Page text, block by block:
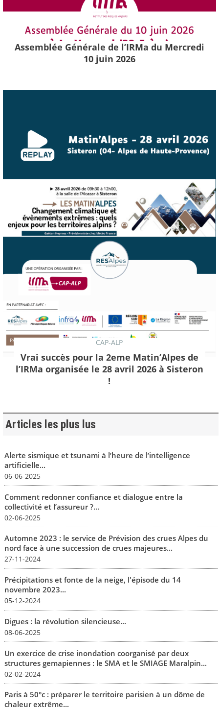
Assemblée Générale de l’IRMa du Mercredi
10 juin 2026
CAP-ALP
Vrai succès pour la 2eme Matin’Alpes de
l’IRMa organisée le 28 avril 2026 à Sisteron
!
Articles les plus lus
Alerte sismique et tsunami à l’heure de l’intelligence
artificielle...
06-06-2025
Comment redonner confiance et dialogue entre la
collectivité et l’assureur ?...
02-06-2025
Automne 2023 : le service de Prévision des crues Alpes du
nord face à une succession de crues majeures...
27-11-2024
Précipitations et fonte de la neige, l'épisode du 14
novembre 2023...
05-12-2024
Digues : la révolution silencieuse...
08-06-2025
Un exercice de crise inondation coorganisé par deux
structures gemapiennes : le SMA et le SMIAGE Maralpin...
02-02-2024
Paris à 50°c : préparer le territoire parisien à un dôme de
chaleur extrême...